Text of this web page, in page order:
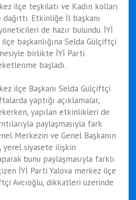
ilçe teşkilatı ve Kadın kolları
dağıttı. Etkinliğe İl başkanı
de hazır bulundu. İYİ
başkanlığına Selda Gülçiftçi
birlikte İYİ Parti
başladı.
ilçe Başkanı Selda Gülçiftçi
yaptığı açıklamalar,
yapılan etkinlikleri de
paylaşmasıyla fark
Merkezin ve Genel Başkanın
yerel siyasete ilişkin
bunu paylaşmasıyla farklı
İYİ Parti Yalova merkez ilçe
Avcıoğlu, dikkatleri üzerinde